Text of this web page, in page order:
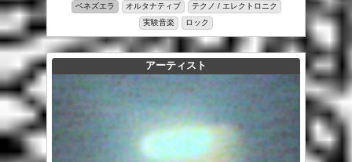
ベネズエラ オルタナティブ
テクノ / エレクトロニク
実験音楽
ロック
アーティスト